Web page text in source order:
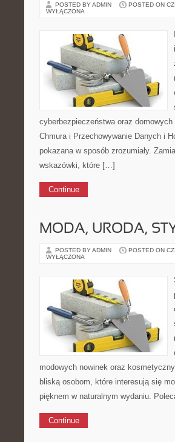
POSTED BY ADMIN POSTED ON
WYŁĄCZONA
cyberbezpieczeństwa oraz
Chmura i Przechowywanie Danych i
pokazana w sposób zrozumiały.
wskazówki, które […]
Continue
MODA, URODA,
POSTED BY ADMIN POSTED ON
WYŁĄCZONA
modowych nowinek oraz
bliską osobom, które interesują się
pięknem w naturalnym wydaniu.
Continue